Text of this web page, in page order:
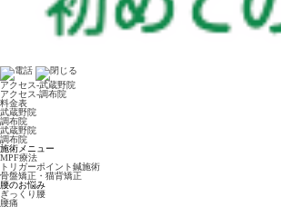
アクセス-武蔵野院
アクセス-調布院
料金表
武蔵野院
調布院
武蔵野院
調布院
施術メニュー
MPF療法
トリガーポイント鍼施術
骨盤矯正・猫背矯正
腰のお悩み
ぎっくり腰
腰痛